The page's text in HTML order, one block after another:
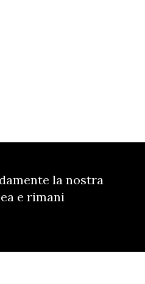
la nostra
e rimani